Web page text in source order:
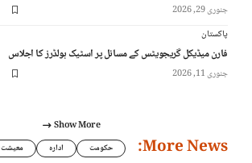
جنوری 29, 2026
پاکستان
فارن میڈیکل گریجویٹس کے مسائل پر اسٹیک ہولڈرز کا اجلاس
جنوری 11, 2026
Show More
More News: حکومت ادارہ معیشت